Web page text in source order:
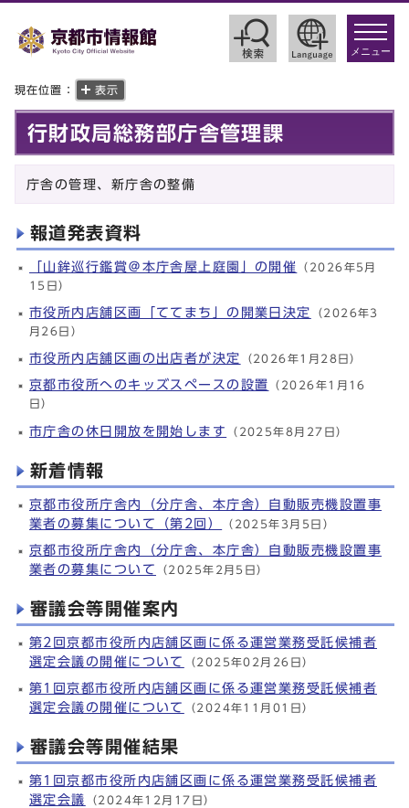
toggle
メニュー
現在位置： 表示
行財政局総務部庁舎管理課
庁舎の管理、新庁舎の整備
報道発表資料
「山鉾巡行鑑賞＠本庁舎屋上庭園」の開催 （2026年5月
15日）
市役所内店舗区画「ててまち」の開業日決定
（2026年3
月26日）
市役所内店舗区画の出店者が決定
（2026年1月28日）
京都市役所へのキッズスペースの設置 （2026年1月16
日）
市庁舎の休日開放を開始します
（2025年8月27日）
新着情報
京都市役所庁舎内（分庁舎、本庁舎）自動販売機設置事
業者の募集について（第2回）
（2025年3月5日）
京都市役所庁舎内（分庁舎、本庁舎）自動販売機設置事
業者の募集について
（2025年2月5日）
審議会等開催案内
第2回京都市役所内店舗区画に係る運営業務受託候補者
選定会議の開催について
（2025年02月26日）
第1回京都市役所内店舗区画に係る運営業務受託候補者
選定会議の開催について
（2024年11月01日）
審議会等開催結果
第1回京都市役所内店舗区画に係る運営業務受託候補者
選定会議
（2024年12月17日）